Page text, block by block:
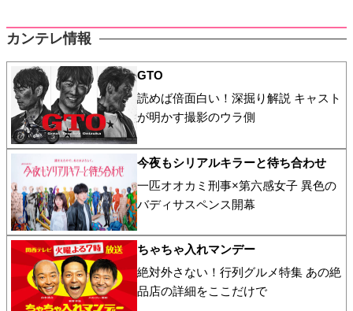
カンテレ情報
GTO
読めば倍面白い！深掘り解説 キャスト
が明かす撮影のウラ側
今夜もシリアルキラーと待ち合わせ
一匹オオカミ刑事×第六感女子 異色の
バディサスペンス開幕
ちゃちゃ入れマンデー
絶対外さない！行列グルメ特集 あの絶
品店の詳細をここだけで